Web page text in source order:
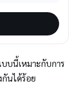
บนี้เหมาะกับการ
กันได้ร้อย